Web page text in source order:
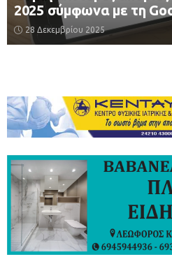
2025 σύμφωνα με τη
28 Δεκεμβρίου 2025